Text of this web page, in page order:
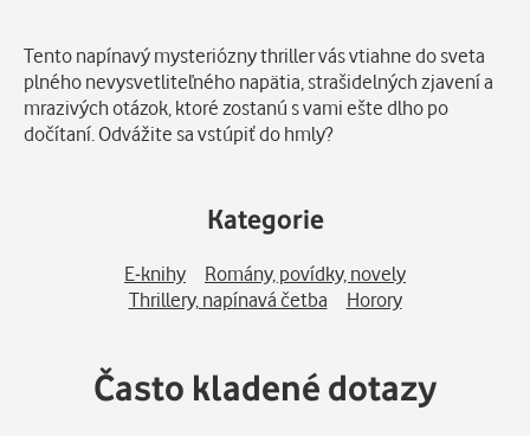
Popis
Tento napínavý mysteriózny thriller vás vtiahne do sveta
plného nevysvetliteľného napätia, strašidelných zjavení a
mrazivých otázok, ktoré zostanú s vami ešte dlho po
dočítaní. Odvážite sa vstúpiť do hmly?
Kategorie
E-knihy
Romány, povídky, novely
Thrillery, napínavá četba
Horory
Často kladené dotazy